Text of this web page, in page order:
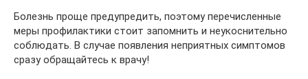
Болезнь проще предупредить, поэтому перечисленные
меры профилактики стоит запомнить и неукоснительно
соблюдать. В случае появления неприятных симптомов
сразу обращайтесь к врачу!